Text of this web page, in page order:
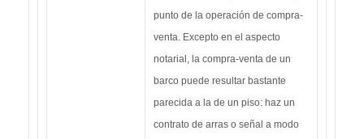
punto de la operación de compra-
venta. Excepto en el aspecto
notarial, la compra-venta de un
barco puede resultar bastante
parecida a la de un piso: haz un
contrato de arras o señal a modo